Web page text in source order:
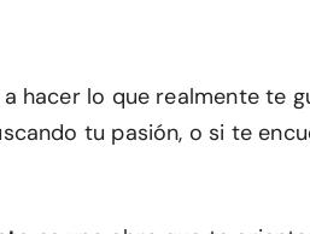
hacer lo que realmente te
tu pasión, o si te